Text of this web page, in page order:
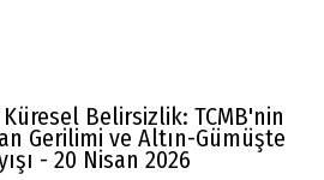
Küresel Belirsizlik: TCMB'nin
Gerilimi ve Altın-Gümüşte
- 20 Nisan 2026